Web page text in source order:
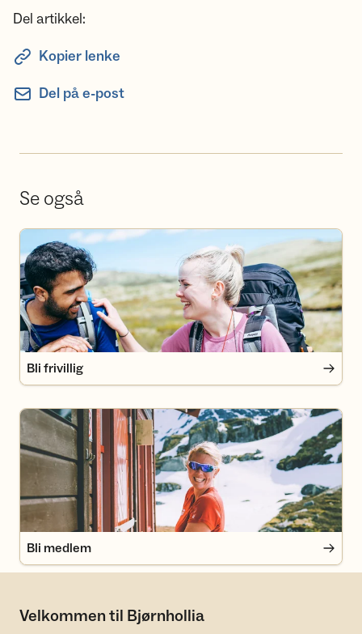
Del artikkel:
Kopier lenke
Del på e-post
Se også
Bli frivillig
Bli frivillig
Bli medlem
Bli medlem
Velkommen til Bjørnhollia